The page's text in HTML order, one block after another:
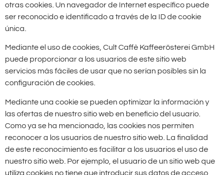
otras cookies. Un navegador de Internet específico puede
ser reconocido e identificado a través de la ID de cookie
única.
Mediante el uso de cookies, Cult Caffè Kaffeerösterei GmbH
puede proporcionar a los usuarios de este sitio web
servicios más fáciles de usar que no serían posibles sin la
configuración de cookies.
Mediante una cookie se pueden optimizar la información y
las ofertas de nuestro sitio web en beneficio del usuario.
Como ya se ha mencionado, las cookies nos permiten
reconocer a los usuarios de nuestro sitio web. La finalidad
de este reconocimiento es facilitar a los usuarios el uso de
nuestro sitio web. Por ejemplo, el usuario de un sitio web que
utiliza cookies no tiene que introducir sus datos de acceso